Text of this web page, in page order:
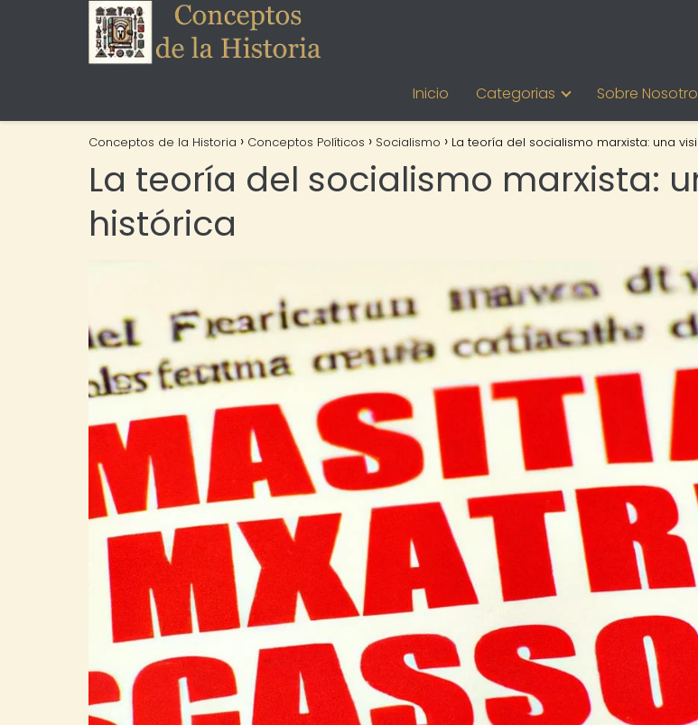
Inicio Categorias Sobre
Conceptos de la Historia Conceptos Políticos Socialismo La teoría del socialismo marxista: una
La teoría del socialismo marxista:
histórica